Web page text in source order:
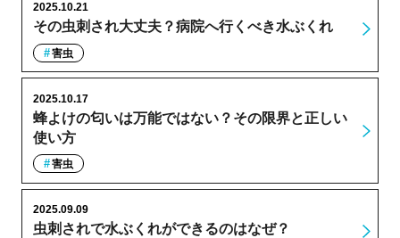
その虫刺され大丈夫？病院へ行くべき水ぶくれ
2025.10.21
害虫
蜂よけの匂いは万能ではない？その限界と正しい
使い方
2025.10.17
害虫
虫刺されで水ぶくれができるのはなぜ？
2025.09.09